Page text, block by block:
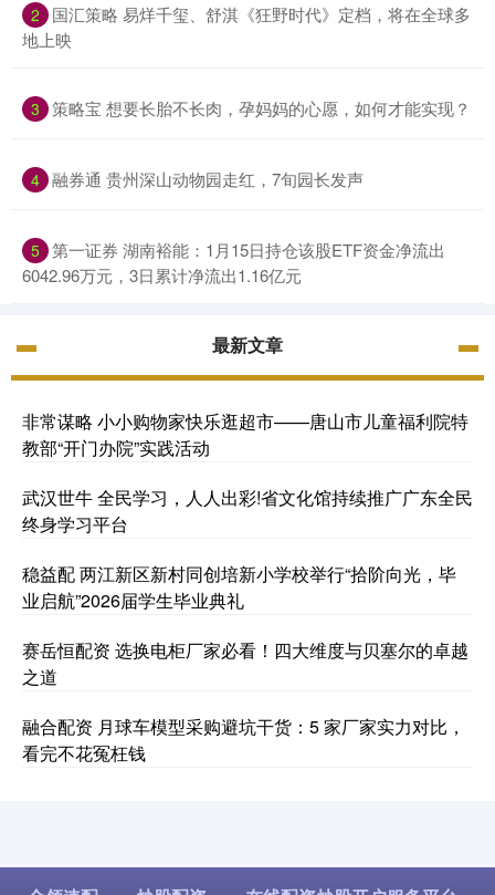
2
国汇策略 易烊千玺、舒淇《狂野时代》定档，将在全球多
地上映
3 策略宝 想要长胎不长肉，孕妈妈的心愿，如何才能实现？
4 融券通 贵州深山动物园走红，7旬园长发声
5 第一证券 湖南裕能：1月15日持仓该股ETF资金净流出
6042.96万元，3日累计净流出1.16亿元
最新文章
非常谋略 小小购物家快乐逛超市——唐山市儿童福利院特
教部“开门办院”实践活动
武汉世牛 全民学习，人人出彩!省文化馆持续推广广东全民
终身学习平台
稳益配 两江新区新村同创培新小学校举行“拾阶向光，毕
业启航”2026届学生毕业典礼
赛岳恒配资 选换电柜厂家必看！四大维度与贝塞尔的卓越
之道
融合配资 月球车模型采购避坑干货：5 家厂家实力对比，
看完不花冤枉钱